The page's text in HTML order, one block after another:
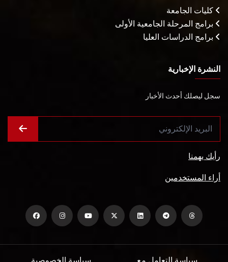
كليات الجامعة
برامج المرحلة الجامعية الأولى
برامج الدراسات العليا
النشرة الإخبارية
سجل ليصلك أحدث الأخبار
رأيك يهمنا
أراء المستخدمين
سياسة الخصوصية سياسة التعامل مع